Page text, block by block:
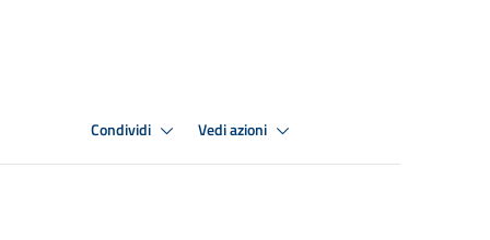
Condividi Vedi azioni